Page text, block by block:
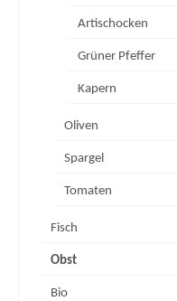
Artischocken
Grüner Pfeffer
Kapern
Oliven
Spargel
Tomaten
Fisch
Obst
Bio